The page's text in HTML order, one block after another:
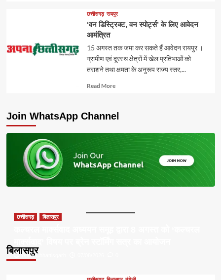
about
छत्तीसगढ़ रायपुर
‘वन डिस्ट्रिक्ट, वन स्पोर्ट्स’ के लिए आवेदन
आमंत्रित
15 अगस्त तक जमा कर सकते हैं आवेदन रायपुर ।
ग्रामीण एवं दूरस्थ क्षेत्रों में खेल प्रतिभाओं को
तराशने तथा क्षमता के अनुरूप राज्य स्तर,...
Read MoreRead
Join WhatsApp Channel
बिलासपुर
छत्तीसगढ़ बिलासपुर
Apna Chhattisgarh